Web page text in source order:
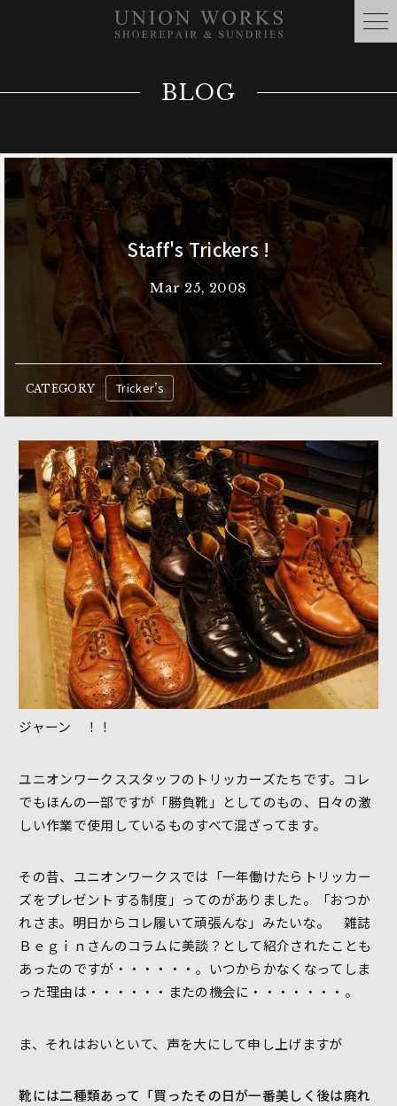
BLOG
Staff's Trickers !
Mar 25, 2008
CATEGORY Tricker’s
ジャーン ！！
ユニオンワークススタッフのトリッカーズたちです。コレ
でもほんの一部ですが「勝負靴」としてのもの、日々の激
しい作業で使用しているものすべて混ざってます。
その昔、ユニオンワークスでは「一年働けたらトリッカー
ズをプレゼントする制度」ってのがありました。「おつか
れさま。明日からコレ履いて頑張んな」みたいな。 雑誌
Ｂｅｇｉｎさんのコラムに美談？として紹介されたことも
あったのですが・・・・・・。いつからかなくなってしま
った理由は・・・・・・またの機会に・・・・・・・。
ま、それはおいといて、声を大にして申し上げますが
靴には二種類あって「買ったその日が一番美しく後は廃れ